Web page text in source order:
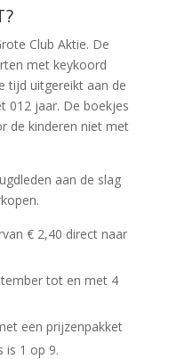
Club Aktie. De
met keykoord
tijd uitgereikt aan de
012 jaar. De boekjes
de kinderen niet met
aan de slag
€ 2,40 direct naar
tot en met 4
een prijzenpakket
is 1 op 9.